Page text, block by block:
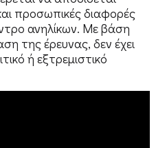
προσωπικές διαφορές
ανηλίκων. Με βάση
της έρευνας, δεν έχει
ή εξτρεμιστικό